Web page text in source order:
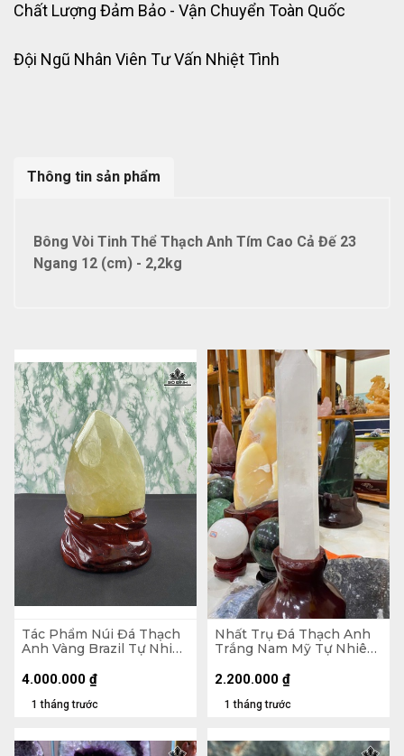
Chất Lượng Đảm Bảo - Vận Chuyển Toàn Quốc
Đội Ngũ Nhân Viên Tư Vấn Nhiệt Tình
Thông tin sản phẩm
Bông Vòi Tinh Thể Thạch Anh Tím Cao Cả Đế 23
Ngang 12 (cm) - 2,2kg
Tác Phẩm Núi Đá Thạch
Anh Vàng Brazil Tự Nhiên
Riêng Đế 5,55kg -
28,6x19,5x15 (cm)
1 tháng trước
4.000.000 ₫
Nhất Trụ Đá Thạch Anh
Trắng Nam Mỹ Tự Nhiên
(cm) - Lên Đế 41,5 x 15,8 x
1 tháng trước
2.200.000 ₫